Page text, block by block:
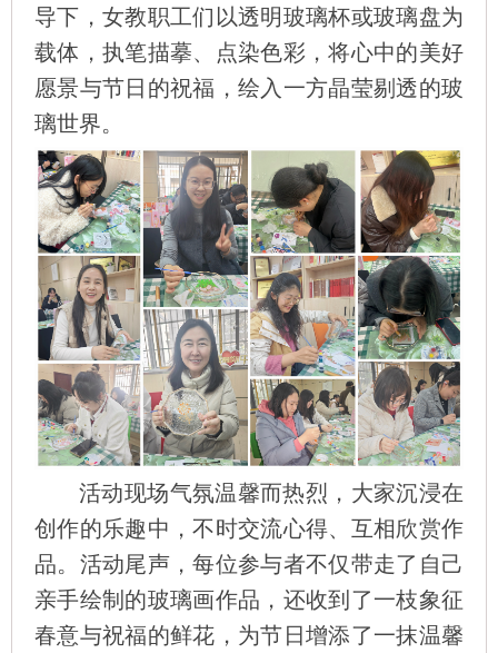
导下，女教职工们以透明玻璃杯或玻璃盘为
载体，执笔描摹、点染色彩，将心中的美好
愿景与节日的祝福，绘入一方晶莹剔透的玻
璃世界。
活动现场气氛温馨而热烈，大家沉浸在
创作的乐趣中，不时交流心得、互相欣赏作
品。活动尾声，每位参与者不仅带走了自己
亲手绘制的玻璃画作品，还收到了一枝象征
春意与祝福的鲜花，为节日增添了一抹温馨